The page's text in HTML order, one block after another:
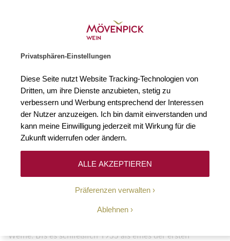
Privatsphären-Einstellungen
Diese Seite nutzt Website Tracking-Technologien von
Dritten, um ihre Dienste anzubieten, stetig zu
verbessern und Werbung entsprechend der Interessen
der Nutzer anzuzeigen. Ich bin damit einverstanden und
kann meine Einwilligung jederzeit mit Wirkung für die
Zukunft widerrufen oder ändern.
Präferenzen verwalten
Ablehnen
ALLE AKZEPTIEREN
Château Pavie
rotfleischige Pavie-Pfirsiche, die dem Château seinen
Rebe und mit den wechselnden Besitzern stieg deren
Weine. Bis es schließlich 1955 als eines der ersten